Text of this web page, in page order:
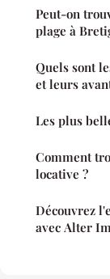
Peut-on
plage à
Quels sont
et leurs
Les plus
Comment
locative ?
Découvrez
avec Alter